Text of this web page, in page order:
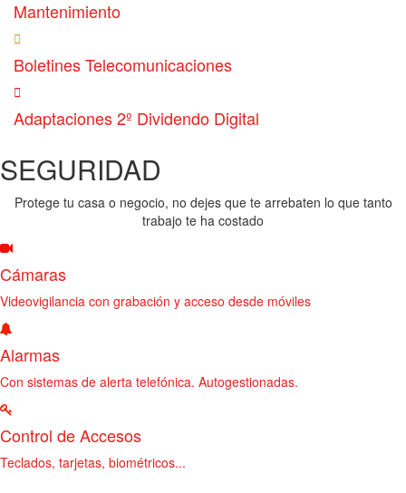
Mantenimiento
Boletines Telecomunicaciones
Adaptaciones 2º Dividendo Digital
SEGURIDAD
Protege tu casa o negocio, no dejes que te arrebaten lo que tanto
trabajo te ha costado
Cámaras
Videovigilancia con grabación y acceso desde móviles
Alarmas
Con sistemas de alerta telefónica. Autogestionadas.
Control de Accesos
Teclados, tarjetas, biométricos...